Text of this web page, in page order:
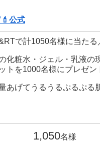
公式
で計1050名様に当たる
化粧水・ジェル・乳液の
トを1000名様にプレゼン
あげてうるうるぷるぷる
1,050名様